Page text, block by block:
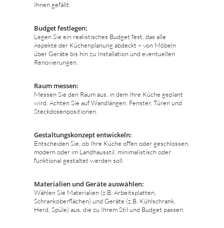
Ihnen gefällt.
Budget festlegen:
Legen Sie ein realistisches Budget fest, das alle
Aspekte der Küchenplanung abdeckt – von Möbeln
über Geräte bis hin zu Installation und eventuellen
Renovierungen.
Raum messen:
Messen Sie den Raum aus, in dem Ihre Küche geplant
wird. Achten Sie auf Wandlängen, Fenster, Türen und
Steckdosenpositionen.
Gestaltungskonzept entwickeln:
Entscheiden Sie, ob Ihre Küche offen oder geschlossen,
modern oder im Landhausstil, minimalistisch oder
funktional gestaltet werden soll.
Materialien und Geräte auswählen:
Wählen Sie Materialien (z.B. Arbeitsplatten,
Schrankoberflächen) und Geräte (z.B. Kühlschrank,
Herd, Spüle) aus, die zu Ihrem Stil und Budget passen.